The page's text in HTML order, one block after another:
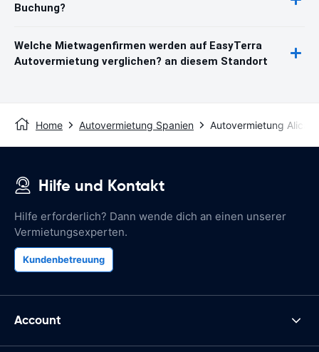
Buchung?
Welche Mietwagenfirmen werden auf EasyTerra
Autovermietung verglichen? an diesem Standort
Home Autovermietung Spanien Autovermietung
Hilfe und Kontakt
Hilfe erforderlich? Dann wende dich an einen unserer
Vermietungsexperten.
Kundenbetreuung
Account